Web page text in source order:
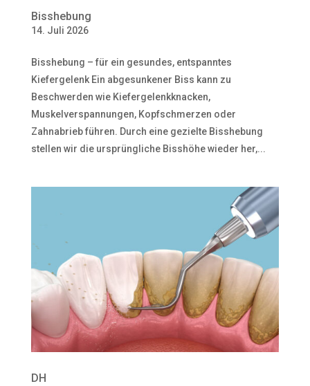
Bisshebung
14. Juli 2026
Bisshebung – für ein gesundes, entspanntes
Kiefergelenk Ein abgesunkener Biss kann zu
Beschwerden wie Kiefergelenkknacken,
Muskelverspannungen, Kopfschmerzen oder
Zahnabrieb führen. Durch eine gezielte Bisshebung
stellen wir die ursprüngliche Bisshöhe wieder her,...
DH